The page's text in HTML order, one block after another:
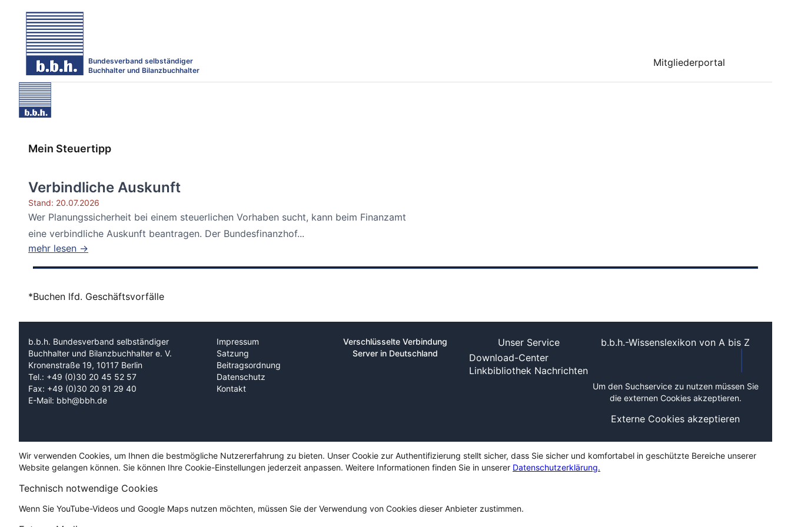
Bundesverband selbständiger
Buchhalter und Bilanzbuchhalter
Mitgliederportal
Mein Steuertipp
Verbindliche Auskunft
Stand: 20.07.2026
Wer Planungssicherheit bei einem steuerlichen Vorhaben sucht, kann beim Finanzamt
eine verbindliche Auskunft beantragen. Der Bundesfinanzhof...
mehr lesen →
*Buchen lfd. Geschäftsvorfälle
b.b.h. Bundesverband selbständiger
Buchhalter und Bilanzbuchhalter e. V.
Kronenstraße 19, 10117 Berlin
Tel.: +49 (0)30 20 45 52 57
Fax: +49 (0)30 20 91 29 40
E-Mail: bbh@bbh.de
Impressum
Satzung
Beitragsordnung
Datenschutz
Kontakt
Verschlüsselte Verbindung
Server in Deutschland
Unser Service
Download-Center
Linkbibliothek Nachrichten
b.b.h.-Wissenslexikon von A bis Z
Um den Suchservice zu nutzen müssen Sie
die externen Cookies akzeptieren.
Externe Cookies akzeptieren
Wir verwenden Cookies, um Ihnen die bestmögliche Nutzererfahrung zu bieten. Unser Cookie zur Authentifizierung stellt sicher, dass Sie sicher und komfortabel in geschützte Bereiche unserer
Website gelangen können. Sie können Ihre Cookie-Einstellungen jederzeit anpassen. Weitere Informationen finden Sie in unserer Datenschutzerklärung.
Technisch notwendige Cookies
Wenn Sie YouTube-Videos und Google Maps nutzen möchten, müssen Sie der Verwendung von Cookies dieser Anbieter zustimmen.